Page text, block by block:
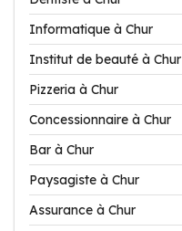
Informatique à Chur
Institut de beauté à Chur
Pizzeria à Chur
Concessionnaire à Chur
Bar à Chur
Paysagiste à Chur
Assurance à Chur